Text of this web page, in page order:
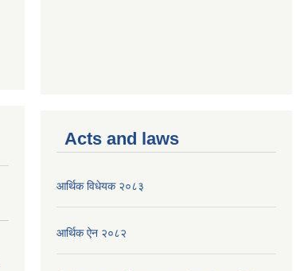
Acts and laws
आर्थिक विधेयक २०८३
आर्थिक ऐन २०८२